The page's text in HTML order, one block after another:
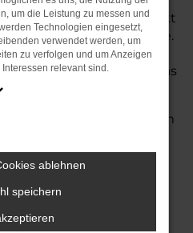
und Reparaturendirekt
in der Nähe von Weyhe.
an Fahrzeugen und
finden Sie bei uns das
erfüllt.
Sie sich von unserem
Škoda Kodiaq wartet
Weyhe
um die Leistung zu messen und
Technologien eingesetzt,
verwendet werden, um
zu verfolgen und um Anzeigen
relevant sind.
ablehnen
speichern